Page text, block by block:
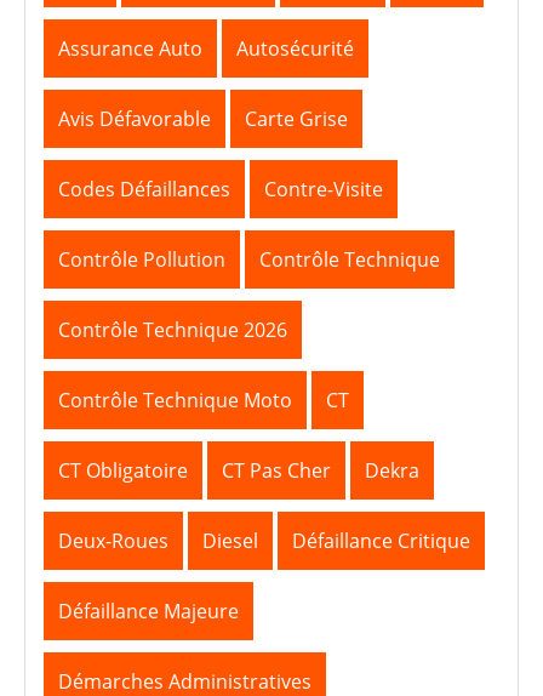
Assurance Auto Autosécurité
Avis Défavorable Carte Grise
Codes Défaillances Contre-Visite
Contrôle Pollution Contrôle Technique
Contrôle Technique 2026
Contrôle Technique Moto CT
CT Obligatoire CT Pas Cher Dekra
Deux-Roues Diesel Défaillance Critique
Défaillance Majeure
Démarches Administratives